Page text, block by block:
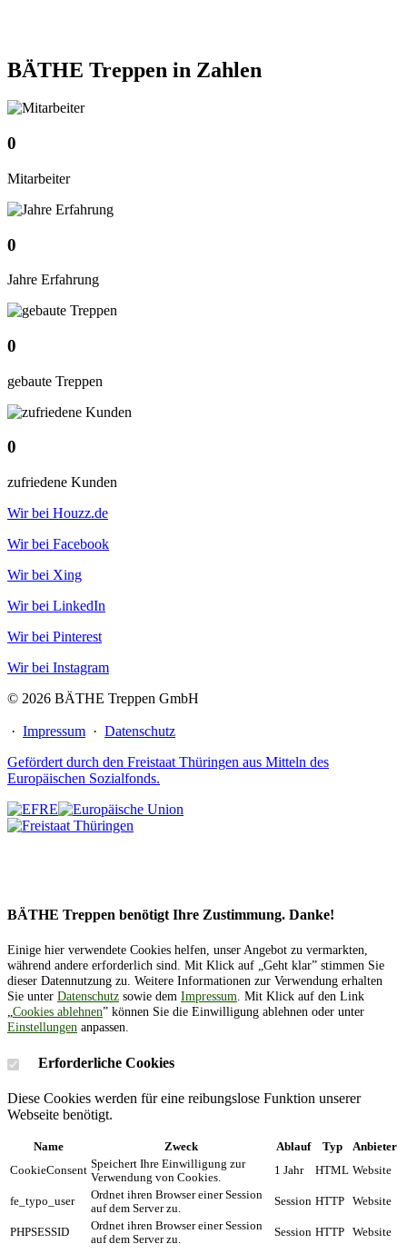
BÄTHE Treppen in Zahlen
0
Mitarbeiter
0
Jahre Erfahrung
0
gebaute Treppen
0
zufriedene Kunden
Wir bei Houzz.de
Wir bei Facebook
Wir bei Xing
Wir bei LinkedIn
Wir bei Pinterest
Wir bei Instagram
© 2026 BÄTHE Treppen GmbH
· Impressum · Datenschutz
Gefördert durch den Freistaat Thüringen aus Mitteln des
Europäischen Sozialfonds.
BÄTHE Treppen benötigt Ihre Zustimmung. Danke!
Einige hier verwendete Cookies helfen, unser Angebot zu vermarkten,
während andere erforderlich sind. Mit Klick auf „Geht klar” stimmen Sie
dieser Datennutzung zu. Weitere Informationen zur Verwendung erhalten
Sie unter Datenschutz sowie dem Impressum. Mit Klick auf den Link
„Cookies ablehnen” können Sie die Einwilligung ablehnen oder unter
Einstellungen anpassen.
Erforderliche Cookies
Diese Cookies werden für eine reibungslose Funktion unserer
Webseite benötigt.
Name Zweck Ablauf Typ
Anbieter
CookieConsent Speichert Ihre Einwilligung zur
Verwendung von Cookies.
1 Jahr HTML Website
fe_typo_user
Ordnet ihren Browser einer Session
auf dem Server zu.
Session HTTP Website
PHPSESSID
Ordnet ihren Browser einer Session
auf dem Server zu.
Session HTTP Website